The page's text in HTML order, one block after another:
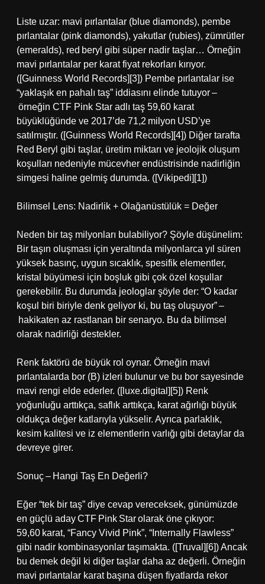
Liste uzar: mavi pırlantalar (blue diamonds), pembe
pırlantalar (pink diamonds), yakutlar (rubies), zümrütler
(emeralds), red beryl gibi süper nadir taşlar… Örneğin
mavi pırlantalar per karat fiyat rekorları kırıyor.
([Guinness World Records][3]) Pembe pırlantalar ise
“yaklaşık en pahalı taş” iddiasını elinde tutuyor –
örneğin CTF Pink Star adlı taş 59,60 karat
büyüklüğünde ve 2017’de 71,2 milyon USD’ye
satılmıştır. ([Guinness World Records][4]) Diğer tarafta
Red Beryl gibi taşlar, üretim miktarı ve jeolojik oluşum
koşulları nedeniyle mücevher endüstrisinde nadirliğin
simgesi haline gelmiş durumda. ([Vikipedi][1])
Bilimsel Lens: Nadirlik + Olağanüstülük = Değer
Neden bir taş milyonları bulabiliyor? Şöyle düşünelim:
Bir taşın oluşması için yeraltında milyonlarca yıl süren
yüksek basınç, uygun sıcaklık, spesifik elementler,
kristal büyümesi için boşluk gibi çok özel koşullar
gerekebilir. Bu durumda jeologlar şöyle der: “O kadar
koşul biri biriyle denk geliyor ki, bu taş oluşuyor” –
hakikaten az rastlanan bir senaryo. Bu da bilimsel
olarak nadirliği destekler.
Renk faktörü de büyük rol oynar. Örneğin mavi
pırlantalarda bor (B) izleri bulunur ve bu bor sayesinde
mavi rengi elde ederler. ([luxe.digital][5]) Renk
yoğunluğu arttıkça, saflık arttıkça, karat ağırlığı büyük
oldukça değer katlarıyla yükselir. Ayrıca parlaklık,
kesim kalitesi ve iz elementlerin varlığı gibi detaylar da
devreye girer.
Sonuç – Hangi Taş En Değerli?
Eğer “tek bir taş” diye cevap vereceksek, günümüzde
en güçlü aday CTF Pink Star olarak öne çıkıyor:
59,60 karat, “Fancy Vivid Pink”, “Internally Flawless”
gibi nadir kombinasyonlar taşımakta. ([Truval][6]) Ancak
bu demek değil ki diğer taşlar daha az değerli. Örneğin
mavi pırlantalar karat başına düşen fiyatlarda rekor